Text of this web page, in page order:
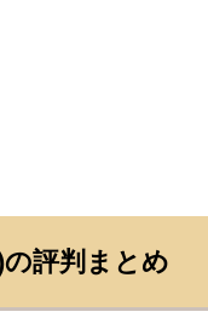
評判まとめ